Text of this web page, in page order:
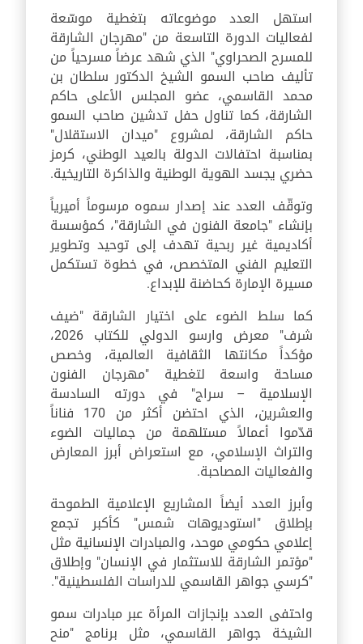
استهل العدد موضوعاته بتغطية موسّعة
لفعاليات الدورة التاسعة من "مهرجان الشارقة
للمسرح الصحراوي" الذي شهد عرضاً مسرحياً من
تأليف صاحب السمو الشيخ الدكتور سلطان بن
محمد القاسمي، عضو المجلس الأعلى حاكم
الشارقة، كما تناول حفل تدشين صاحب السمو
حاكم الشارقة، لمشروع "ميدان الاستقلال"
بمناسبة احتفالات الدولة بالعيد الوطني، كرمز
حضري يجسد الهوية الوطنية والذاكرة التاريخية.
وتوقّف العدد عند إصدار سموه مرسوماً أميرياً
بإنشاء "جامعة الفنون في الشارقة"، كمؤسسة
أكاديمية غير ربحية تهدف إلى توحيد وتطوير
التعليم الفني المتخصص، في خطوة تستكمل
مسيرة الإمارة كحاضنة للإبداع.
كما سلط الضوء على اختيار الشارقة "ضيف
شرف" معرض وارسو الدولي للكتاب 2026،
مؤكداً مكانتها الثقافية العالمية، وخصص
مساحة واسعة لتغطية "مهرجان الفنون
الإسلامية – سراج" في دورته السادسة
والعشرين، الذي احتضن أكثر من 170 فناناً
قدّموا أعمالاً مستلهمة من جماليات الضوء
والتراث الإسلامي، مع استعراض أبرز المعارض
والفعاليات المصاحبة.
وأبرز العدد أيضاً المشاريع الإعلامية الطموحة
بإطلاق "استوديوهات شمس" كأكبر تجمع
إعلامي حكومي موحد، والمبادرات الإنسانية مثل
"مؤتمر الشارقة للاستثمار في الإنسان" وإطلاق
"كرسي جواهر القاسمي للدراسات الفلسطينية".
واحتفى العدد بإنجازات المرأة عبر مبادرات سمو
الشيخة جواهر القاسمي، مثل برنامج "منح